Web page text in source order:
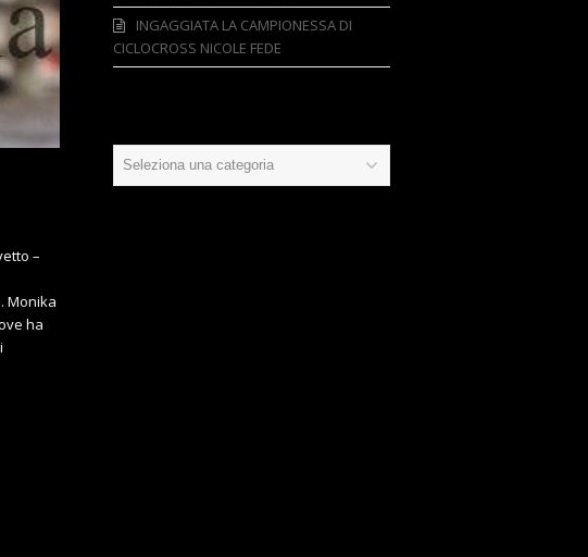
–
Monika
ha
INGAGGIATA LA CAMPIONESSA DI
CICLOCROSS NICOLE FEDE
Categorie